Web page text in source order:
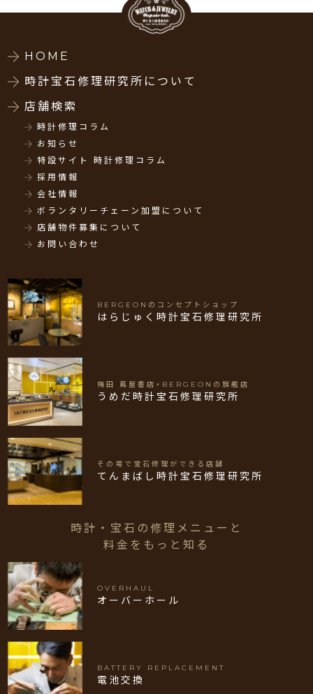
HOME
時計宝石修理研究所について
店舗検索
時計修理コラム
お知らせ
特設サイト 時計修理コラム
採用情報
会社情報
ボランタリーチェーン加盟について
店舗物件募集について
お問い合わせ
BERGEONのコンセプトショップ
はらじゅく時計宝石修理研究所
梅田 蔦屋書店×BERGEONの旗艦店
うめだ時計宝石修理研究所
その場で宝石修理ができる店舗
てんまばし時計宝石修理研究所
時計・宝石の修理メニューと
料金をもっと知る
OVERHAUL
オーバーホール
BATTERY REPLACEMENT
電池交換